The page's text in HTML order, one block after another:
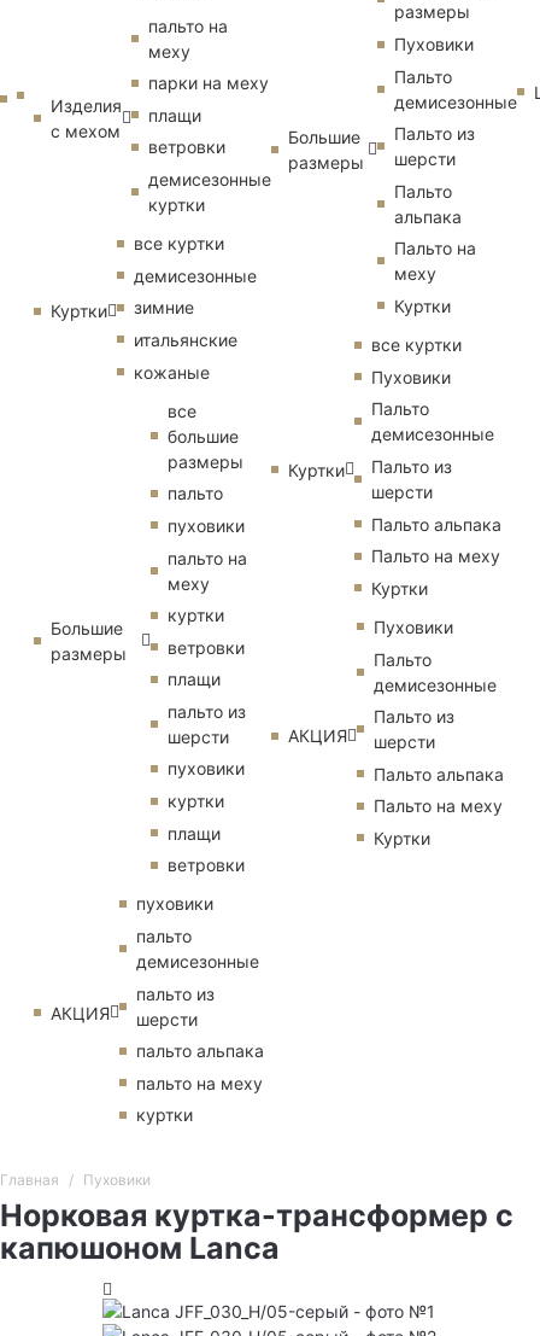
Изделия
с мехом
пальто на
меху
парки на меху
плащи
ветровки
демисезонные
куртки
Куртки
все куртки
демисезонные
зимние
итальянские
кожаные
Большие
размеры
все
большие
размеры
пальто
пуховики
пальто на
меху
куртки
ветровки
плащи
пальто из
шерсти
пуховики
куртки
плащи
ветровки
АКЦИЯ
пуховики
пальто
демисезонные
пальто из
шерсти
пальто альпака
пальто на меху
куртки
Большие
размеры
размеры
Пуховики
Пальто
демисезонные
Пальто из
шерсти
Пальто
альпака
Пальто на
меху
Куртки
Куртки
все куртки
Пуховики
Пальто
демисезонные
Пальто из
шерсти
Пальто альпака
Пальто на меху
Куртки
АКЦИЯ
Пуховики
Пальто
демисезонные
Пальто из
шерсти
Пальто альпака
Пальто на меху
Куртки
Главная Пуховики
Норковая куртка-трансформер с
капюшоном Lanca